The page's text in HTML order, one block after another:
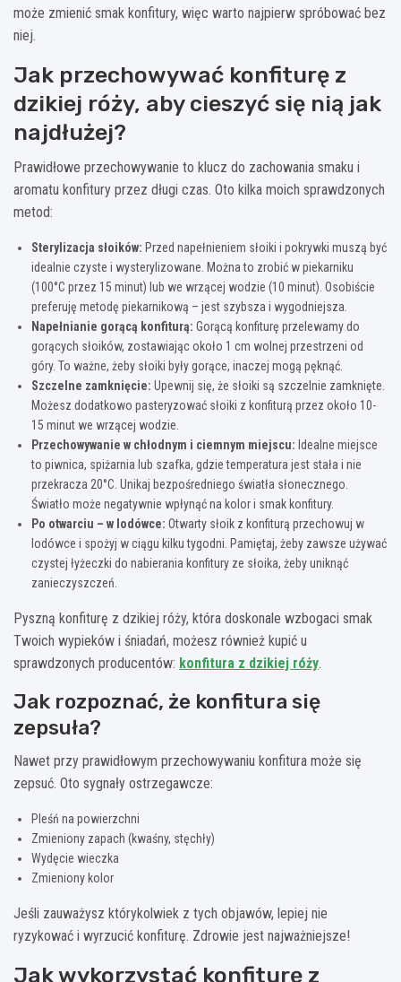
może zmienić smak konfitury, więc warto najpierw spróbować bez
niej.
Jak przechowywać konfiturę z
dzikiej róży, aby cieszyć się nią jak
najdłużej?
Prawidłowe przechowywanie to klucz do zachowania smaku i
aromatu konfitury przez długi czas. Oto kilka moich sprawdzonych
metod:
Sterylizacja słoików: Przed napełnieniem słoiki i pokrywki muszą być
idealnie czyste i wysterylizowane. Można to zrobić w piekarniku
(100°C przez 15 minut) lub we wrzącej wodzie (10 minut). Osobiście
preferuję metodę piekarnikową – jest szybsza i wygodniejsza.
Napełnianie gorącą konfiturą: Gorącą konfiturę przelewamy do
gorących słoików, zostawiając około 1 cm wolnej przestrzeni od
góry. To ważne, żeby słoiki były gorące, inaczej mogą pęknąć.
Szczelne zamknięcie: Upewnij się, że słoiki są szczelnie zamknięte.
Możesz dodatkowo pasteryzować słoiki z konfiturą przez około 10-
15 minut we wrzącej wodzie.
Przechowywanie w chłodnym i ciemnym miejscu: Idealne miejsce
to piwnica, spiżarnia lub szafka, gdzie temperatura jest stała i nie
przekracza 20°C. Unikaj bezpośredniego światła słonecznego.
Światło może negatywnie wpłynąć na kolor i smak konfitury.
Po otwarciu – w lodówce: Otwarty słoik z konfiturą przechowuj w
lodówce i spożyj w ciągu kilku tygodni. Pamiętaj, żeby zawsze używać
czystej łyżeczki do nabierania konfitury ze słoika, żeby uniknąć
zanieczyszczeń.
Pyszną konfiturę z dzikiej róży, która doskonale wzbogaci smak
Twoich wypieków i śniadań, możesz również kupić u
sprawdzonych producentów: konfitura z dzikiej róży.
Jak rozpoznać, że konfitura się
zepsuła?
Nawet przy prawidłowym przechowywaniu konfitura może się
zepsuć. Oto sygnały ostrzegawcze:
Pleśń na powierzchni
Zmieniony zapach (kwaśny, stęchły)
Wydęcie wieczka
Zmieniony kolor
Jeśli zauważysz którykolwiek z tych objawów, lepiej nie
ryzykować i wyrzucić konfiturę. Zdrowie jest najważniejsze!
Jak wykorzystać konfiturę z